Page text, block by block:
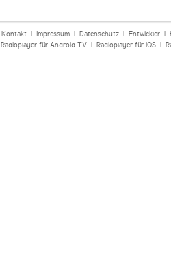
Kontakt| Impressum| Datenschutz| Entwickler|
Radioplayer für Android TV| Radioplayer für iOS|